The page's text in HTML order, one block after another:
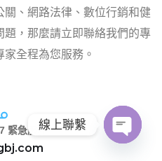
、網路法律、數位行銷和健
，那麼請立即聯絡我們的專
全程為您服務。
緊急服務線上聯繫